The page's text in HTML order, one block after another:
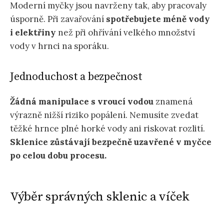
Moderní myčky jsou navrženy tak, aby pracovaly
úsporně. Při zavařování spotřebujete méně vody
i elektřiny než při ohřívání velkého množství
vody v hrnci na sporáku.
Jednoduchost a bezpečnost
Žádná manipulace s vroucí vodou znamená
výrazně nižší riziko popálení. Nemusíte zvedat
těžké hrnce plné horké vody ani riskovat rozlití.
Sklenice zůstávají bezpečně uzavřené v myčce
po celou dobu procesu.
Výběr správných sklenic a víček